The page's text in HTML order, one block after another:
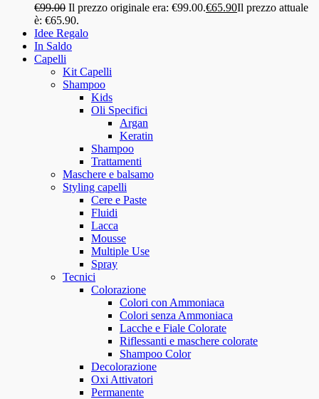
€99.00 Il prezzo originale era: €99.00.€65.90Il prezzo attuale
è: €65.90.
Idee Regalo
In Saldo
Capelli
Kit Capelli
Shampoo
Kids
Oli Specifici
Argan
Keratin
Shampoo
Trattamenti
Maschere e balsamo
Styling capelli
Cere e Paste
Fluidi
Lacca
Mousse
Multiple Use
Spray
Tecnici
Colorazione
Colori con Ammoniaca
Colori senza Ammoniaca
Lacche e Fiale Colorate
Riflessanti e maschere colorate
Shampoo Color
Decolorazione
Oxi Attivatori
Permanente